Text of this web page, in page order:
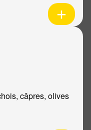
câpres, olives